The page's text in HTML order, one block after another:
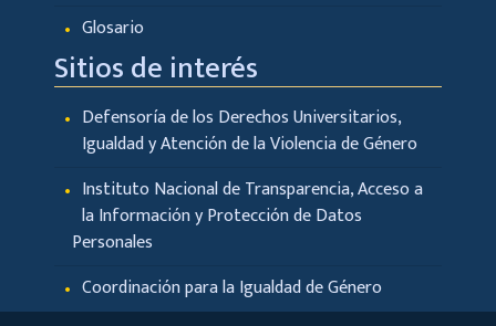
Glosario
Sitios de interés
Defensoría de los Derechos Universitarios,
Igualdad y Atención de la Violencia de Género
Instituto Nacional de Transparencia, Acceso a
la Información y Protección de Datos
Personales
Coordinación para la Igualdad de Género